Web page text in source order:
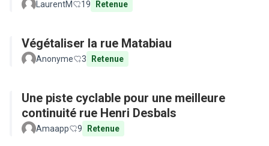
LaurentM 19 Retenue
Végétaliser la rue Matabiau
Anonyme 3 Retenue
Une piste cyclable pour une meilleure
continuité rue Henri Desbals
Amaapp 9 Retenue